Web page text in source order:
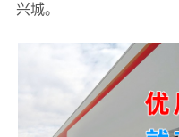
兴城。